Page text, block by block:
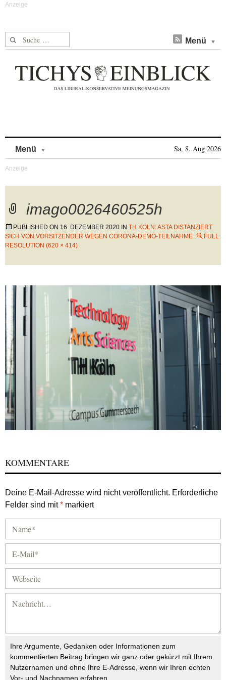
Suche nach: Menü
Menü Sa, 8. Aug 2026
imago0026460525h
PUBLISHED ON 16. DEZEMBER 2020 IN TH KÖLN: ASTA DISTANZIERT
SICH VON VORSITZENDER WEGEN CORONA-DEMO-TEILNAHME
FULL
RESOLUTION (620 × 414)
KOMMENTARE
Deine E-Mail-Adresse wird nicht veröffentlicht. Erforderliche
Felder sind mit* markiert
Ihre Argumente, Gedanken oder Informationen zum
kommentierten Beitrag bringen wir ganz oder gekürzt mit Ihrem
Nutzernamen und ohne Ihre E-Adresse, wenn wir Ihren echten
Vor- und Nachnamen erfahren.